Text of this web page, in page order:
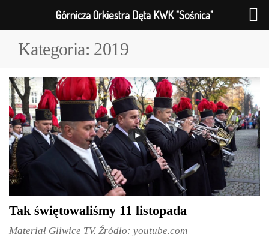
Kategoria: 2019
Tak świętowaliśmy 11 listopada
Materiał Gliwice TV. Źródło: youtube.com
Górnicza Orkiestra Dęta KWK "Sośnica"